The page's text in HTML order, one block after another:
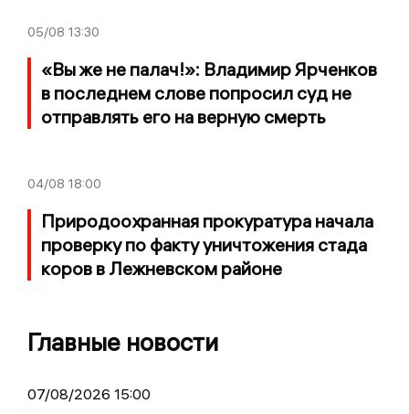
05/08 13:30
«Вы же не палач!»: Владимир Ярченков
в последнем слове попросил суд не
отправлять его на верную смерть
04/08 18:00
Природоохранная прокуратура начала
проверку по факту уничтожения стада
коров в Лежневском районе
Главные новости
07/08/2026 15:00